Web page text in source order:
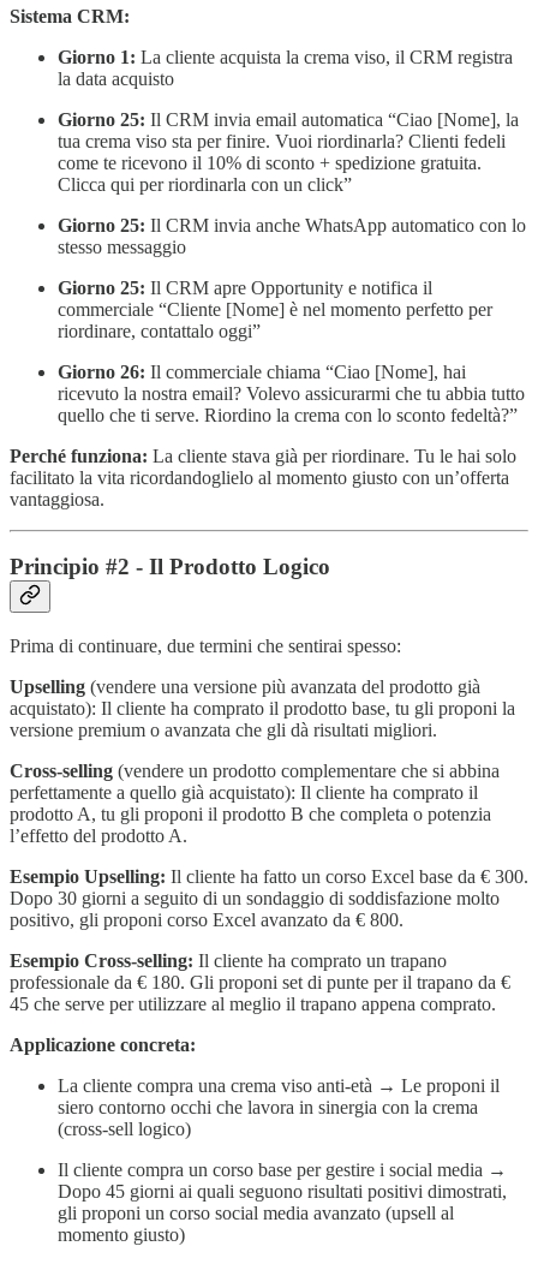
Sistema CRM:
Giorno 1: La cliente acquista la crema viso, il CRM registra
la data acquisto
Giorno 25: Il CRM invia email automatica “Ciao [Nome], la
tua crema viso sta per finire. Vuoi riordinarla? Clienti fedeli
come te ricevono il 10% di sconto + spedizione gratuita.
Clicca qui per riordinarla con un click”
Giorno 25: Il CRM invia anche WhatsApp automatico con lo
stesso messaggio
Giorno 25: Il CRM apre Opportunity e notifica il
commerciale “Cliente [Nome] è nel momento perfetto per
riordinare, contattalo oggi”
Giorno 26: Il commerciale chiama “Ciao [Nome], hai
ricevuto la nostra email? Volevo assicurarmi che tu abbia tutto
quello che ti serve. Riordino la crema con lo sconto fedeltà?”
Perché funziona: La cliente stava già per riordinare. Tu le hai solo
facilitato la vita ricordandoglielo al momento giusto con un’offerta
vantaggiosa.
Principio #2 - Il Prodotto Logico
Prima di continuare, due termini che sentirai spesso:
Upselling (vendere una versione più avanzata del prodotto già
acquistato): Il cliente ha comprato il prodotto base, tu gli proponi la
versione premium o avanzata che gli dà risultati migliori.
Cross-selling (vendere un prodotto complementare che si abbina
perfettamente a quello già acquistato): Il cliente ha comprato il
prodotto A, tu gli proponi il prodotto B che completa o potenzia
l’effetto del prodotto A.
Esempio Upselling: Il cliente ha fatto un corso Excel base da € 300.
Dopo 30 giorni a seguito di un sondaggio di soddisfazione molto
positivo, gli proponi corso Excel avanzato da € 800.
Esempio Cross-selling: Il cliente ha comprato un trapano
professionale da € 180. Gli proponi set di punte per il trapano da €
45 che serve per utilizzare al meglio il trapano appena comprato.
Applicazione concreta:
La cliente compra una crema viso anti-età → Le proponi il
siero contorno occhi che lavora in sinergia con la crema
(cross-sell logico)
Il cliente compra un corso base per gestire i social media →
Dopo 45 giorni ai quali seguono risultati positivi dimostrati,
gli proponi un corso social media avanzato (upsell al
momento giusto)